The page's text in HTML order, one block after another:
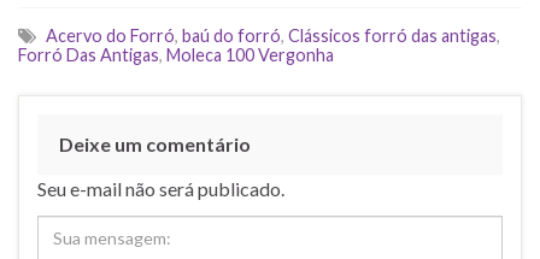
Acervo do Forró, baú do forró, Clássicos forró das antigas,
Forró Das Antigas, Moleca 100 Vergonha
Deixe um comentário
Seu e-mail não será publicado.